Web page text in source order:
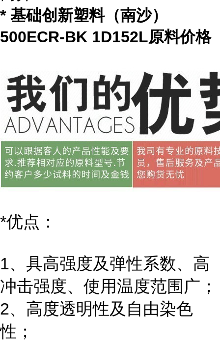
* 基础创新塑料（南沙）
500ECR-BK 1D152L原料价格
*优点：
1、具高强度及弹性系数、高
冲击强度、使用温度范围广；
2、高度透明性及自由染色
性；